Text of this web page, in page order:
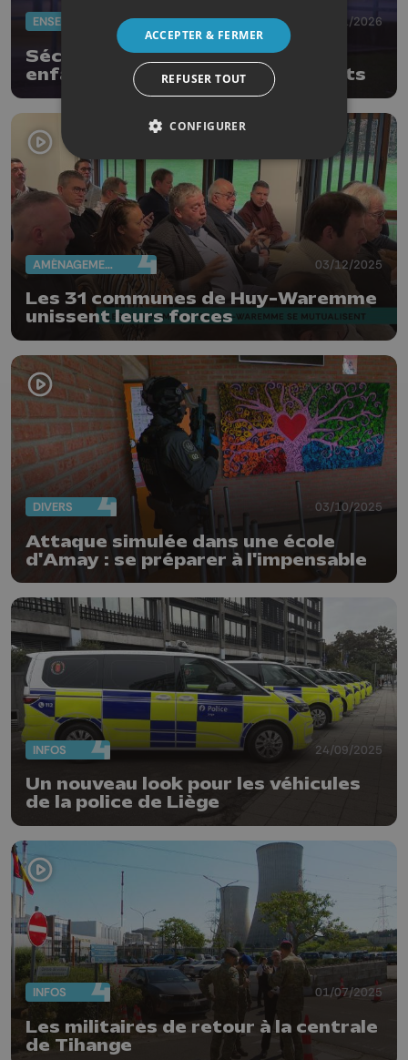
27/01/2026
Sécurité routière à Flémalle: des
enfants sensibilisent leurs parents
AMÉNAGEMENT DU TERRITOIRE 03/12/2025
Les 31 communes de Huy-Waremme
unissent leurs forces
DIVERS 03/10/2025
Attaque simulée dans une école
d'Amay : se préparer à l'impensable
INFOS 24/09/2025
Un nouveau look pour les véhicules
de la police de Liège
INFOS 01/07/2025
Les militaires de retour à la centrale
de Tihange
ACCEPTER & FERMER
REFUSER TOUT
CONFIGURER